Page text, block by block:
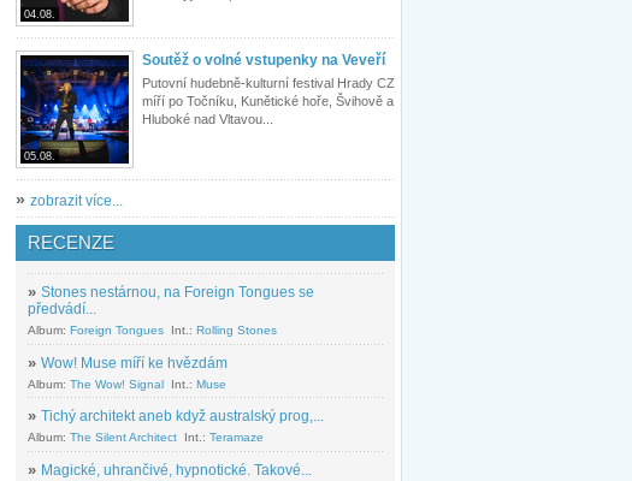
04.08.
05.08.
Soutěž o volné vstupenky na Veveří
Putovní hudebně-kulturní festival Hrady CZ
míří po Točníku, Kunětické hoře, Švihově a
Hluboké nad Vltavou...
» zobrazit více...
RECENZE
» Stones nestárnou, na Foreign Tongues se
předvádí...
Album: Foreign Tongues Int.: Rolling Stones
» Wow! Muse míří ke hvězdám
Album: The Wow! Signal Int.: Muse
» Tichý architekt aneb když australský prog,...
Album: The Silent Architect Int.: Teramaze
» Magické, uhrančivé, hypnotické. Takové...